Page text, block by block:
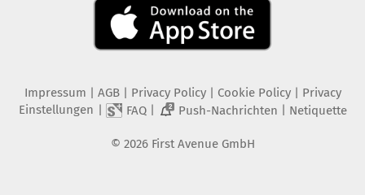
Impressum | AGB | Privacy Policy| Cookie Policy| Privacy
Einstellungen | FAQ| 2 Push-Nachrichten | Netiquette
© 2026 First Avenue GmbH